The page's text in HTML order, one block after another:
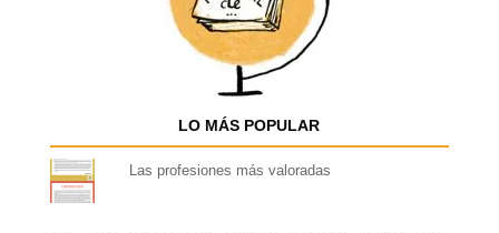
LO MÁS POPULAR
Las profesiones más valoradas